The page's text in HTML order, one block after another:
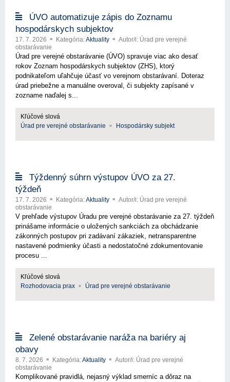
ÚVO automatizuje zápis do Zoznamu
hospodárskych subjektov
17. 7. 2026 Kategória:Aktuality
Autor/i: Úrad pre verejné
obstarávanie
Úrad pre verejné obstarávanie (ÚVO) spravuje viac ako desať
rokov Zoznam hospodárskych subjektov (ZHS), ktorý
podnikateľom uľahčuje účasť vo verejnom obstarávaní. Doteraz
úrad priebežne a manuálne overoval, či subjekty zapísané v
zozname naďalej s...
Kľúčové slová
Úrad pre verejné obstarávanie
Hospodársky subjekt
Týždenný súhrn výstupov ÚVO za 27.
týždeň
17. 7. 2026 Kategória:Aktuality
Autor/i: Úrad pre verejné
obstarávanie
V prehľade výstupov Úradu pre verejné obstarávanie za 27. týždeň
prinášame informácie o uložených sankciách za obchádzanie
zákonných postupov pri zadávaní zákaziek, netransparentne
nastavené podmienky účasti a nedostatočné zdokumentovanie
procesu ...
Kľúčové slová
Rozhodovacia prax
Úrad pre verejné obstarávanie
Zelené obstarávanie naráža na bariéry aj
obavy
8. 7. 2026 Kategória:Aktuality
Autor/i: Úrad pre verejné
obstarávanie
Komplikované pravidlá, nejasný výklad smerníc a dôraz na